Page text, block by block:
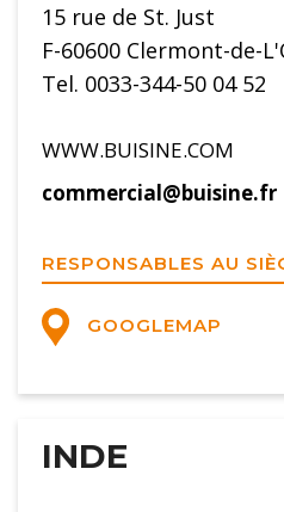
15 rue de St. Just
F-60600 Clermont-de-
Tel. 0033-344-50 04 52
WWW.BUISINE.COM
commercial@buisine.fr
RESPONSABLES AU
GOOGLEMAP
INDE